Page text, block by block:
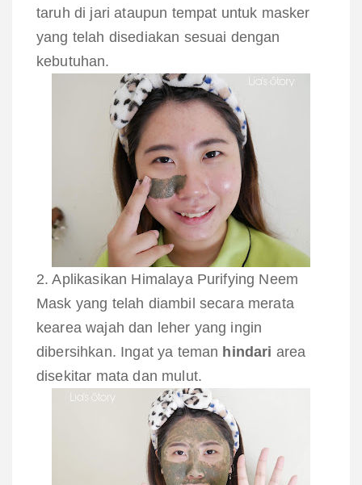
taruh di jari ataupun tempat untuk masker
yang telah disediakan sesuai dengan
kebutuhan.
2. Aplikasikan Himalaya Purifying Neem
Mask yang telah diambil secara merata
kearea wajah dan leher yang ingin
dibersihkan. Ingat ya teman hindari area
disekitar mata dan mulut.